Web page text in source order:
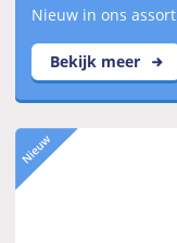
Nieuw in ons
Bekijk meer